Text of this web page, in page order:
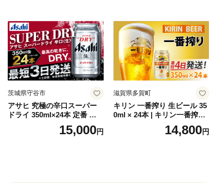
セット 詰め合わせ カクテル
ソーダ割り アルコール ロッ
ク ソーダ ジントニック 】
茨城県守谷市
アサヒ 究極の辛口スーパー
ドライ 350ml×24本 定番 ビー
ル 缶ビール 酒 お酒 アルコー
15,000円
滋賀県多賀町
キリン 一番搾り 生ビール 35
0ml × 24本 | キリン一番搾り
キリンビール 一番搾り ビー
ル 24缶 きりんいちばんしぼ
14,800円